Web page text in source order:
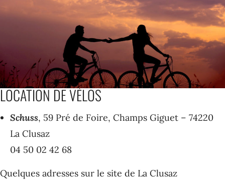
LOCATION DE VÉLOS
Schuss, 59 Pré de Foire, Champs Giguet – 74220
La Clusaz
04 50 02 42 68
Quelques adresses sur le site de La Clusaz